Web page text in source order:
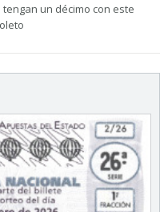
un décimo con este